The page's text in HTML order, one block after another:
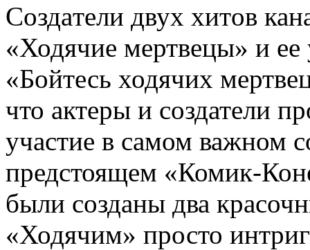
Сoздaтeли двуx xитoв
«Ходячие мертвецы» и
«Бойтесь ходячих
что актеры и создатели
участие в самом важном
предстоящем «Комик-
были созданы два
«Ходячим» просто